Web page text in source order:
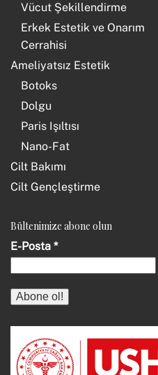
Vücut Şekillendirme
Erkek Estetik ve Onarım
Cerrahisi
Ameliyatsız Estetik
Botoks
Dolgu
Paris Işıltısı
Nano-Fat
Cilt Bakımı
Cilt Gençleştirme
Bültenimize abone olun
E-Posta *